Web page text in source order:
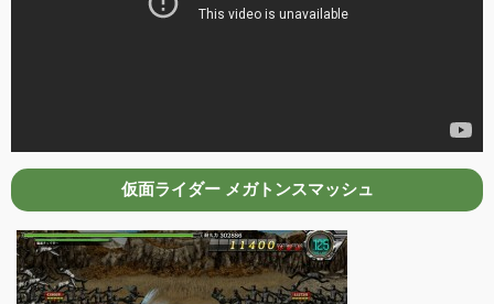
仮面ライダー メガトンスマッシュ